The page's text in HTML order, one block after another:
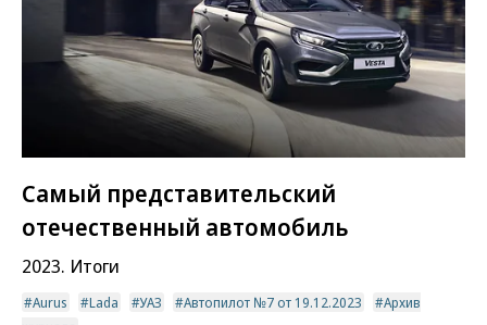
Самый представительский
отечественный автомобиль
2023. Итоги
Aurus Lada УАЗ Автопилот №7 от 19.12.2023
Архив